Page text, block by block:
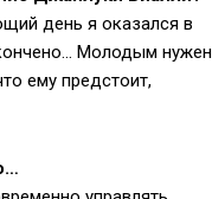
день я оказался в
Молодым нужен
ему предстоит,